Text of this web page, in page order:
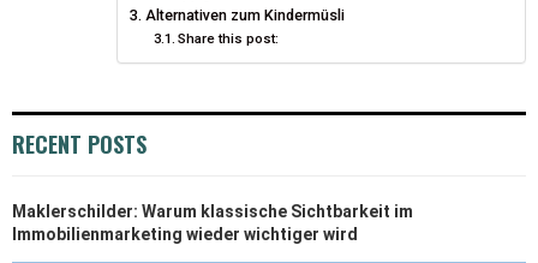
T
Alternativen zum Kindermüsli
Share this post:
RECENT POSTS
Maklerschilder: Warum klassische Sichtbarkeit im
Immobilienmarketing wieder wichtiger wird